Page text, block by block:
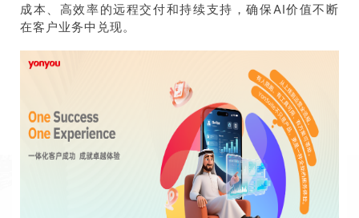
成本、高效率的远程交付和持续支持，确保AI价值不断
在客户业务中兑现。